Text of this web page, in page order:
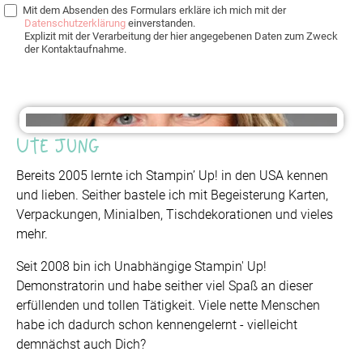
Mit dem Absenden des Formulars erkläre ich mich mit der
Datenschutzerklärung einverstanden.
Explizit mit der Verarbeitung der hier angegebenen Daten zum Zweck
der Kontaktaufnahme.
Ute Jung
Bereits 2005 lernte ich Stampin’ Up! in den USA kennen
und lieben. Seither bastele ich mit Begeisterung Karten,
Verpackungen, Minialben, Tischdekorationen und vieles
mehr.
Seit 2008 bin ich Unabhängige Stampin' Up!
Demonstratorin und habe seither viel Spaß an dieser
erfüllenden und tollen Tätigkeit. Viele nette Menschen
habe ich dadurch schon kennengelernt - vielleicht
demnächst auch Dich?